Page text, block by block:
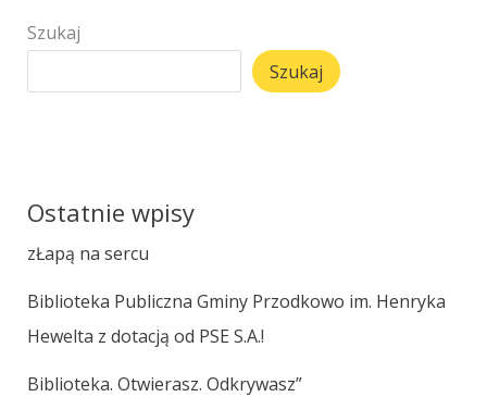
Szukaj
Szukaj
Ostatnie wpisy
zŁapą na sercu
Biblioteka Publiczna Gminy Przodkowo im. Henryka
Hewelta z dotacją od PSE S.A.!
Biblioteka. Otwierasz. Odkrywasz”